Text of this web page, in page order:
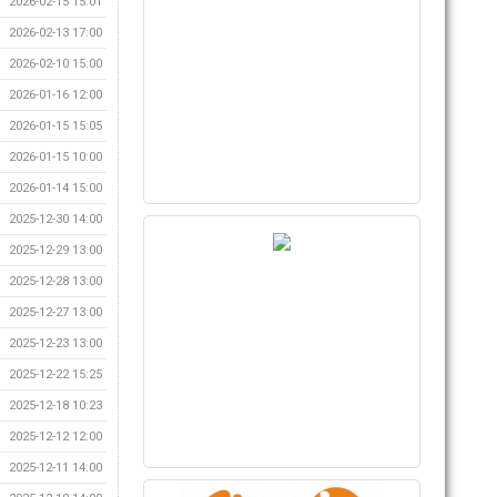
2026-02-13 17:00
2026-02-10 15:00
2026-01-16 12:00
2026-01-15 15:05
2026-01-15 10:00
2026-01-14 15:00
2025-12-30 14:00
2025-12-29 13:00
2025-12-28 13:00
2025-12-27 13:00
2025-12-23 13:00
2025-12-22 15:25
2025-12-18 10:23
2025-12-12 12:00
2025-12-11 14:00